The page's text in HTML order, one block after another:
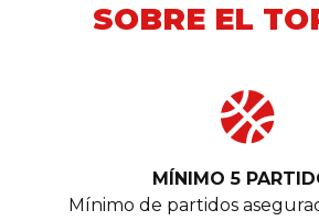
SOBRE EL
MÍNIMO 5
Mínimo de partidos